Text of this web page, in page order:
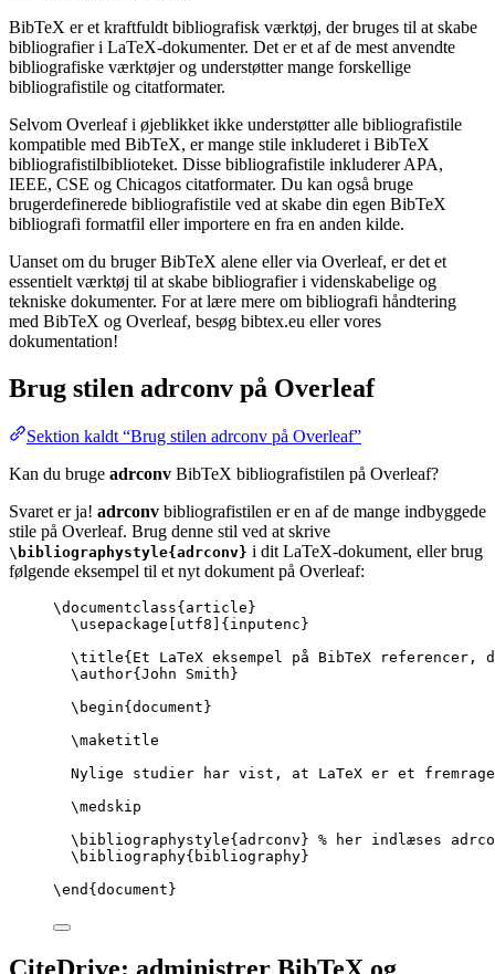
BibTeX er et kraftfuldt bibliografisk værktøj, der bruges til at skabe
bibliografier i LaTeX-dokumenter. Det er et af de mest anvendte
bibliografiske værktøjer og understøtter mange forskellige
bibliografistile og citatformater.
Selvom Overleaf i øjeblikket ikke understøtter alle bibliografistile
kompatible med BibTeX, er mange stile inkluderet i BibTeX
bibliografistilbiblioteket. Disse bibliografistile inkluderer APA,
IEEE, CSE og Chicagos citatformater. Du kan også bruge
brugerdefinerede bibliografistile ved at skabe din egen BibTeX
bibliografi formatfil eller importere en fra en anden kilde.
Uanset om du bruger BibTeX alene eller via Overleaf, er det et
essentielt værktøj til at skabe bibliografier i videnskabelige og
tekniske dokumenter. For at lære mere om bibliografi håndtering
med BibTeX og Overleaf, besøg bibtex.eu eller vores
dokumentation!
Brug stilen adrconv på Overleaf
Sektion kaldt “Brug stilen adrconv på Overleaf”
Kan du bruge adrconv BibTeX bibliografistilen på Overleaf?
Svaret er ja! adrconv bibliografistilen er en af de mange indbyggede
stile på Overleaf. Brug denne stil ved at skrive
\bibliographystyle{adrconv} i dit LaTeX-dokument, eller brug
følgende eksempel til et nyt dokument på Overleaf:
\documentclass{ article }
\usepackage
utf8 ]{ inputenc }
\title{Et LaTeX eksempel på BibTeX
\author{John Smith}
\begin{ document }
\maketitle
Nylige studier har vist, at LaTeX er et
\medskip
\bibliographystyle{adrconv} % her indlæses
\bibliography{bibliography}
\end { document }